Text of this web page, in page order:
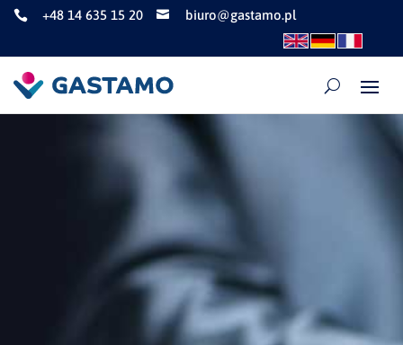
 +48 14 635 15 20  biuro@gastamo.pl